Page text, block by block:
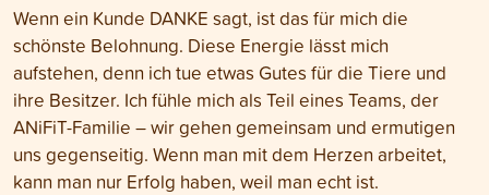
Wenn ein Kunde DANKE sagt, ist das für mich die
schönste Belohnung. Diese Energie lässt mich
aufstehen, denn ich tue etwas Gutes für die Tiere und
ihre Besitzer. Ich fühle mich als Teil eines Teams, der
ANiFiT-Familie – wir gehen gemeinsam und ermutigen
uns gegenseitig. Wenn man mit dem Herzen arbeitet,
kann man nur Erfolg haben, weil man echt ist.